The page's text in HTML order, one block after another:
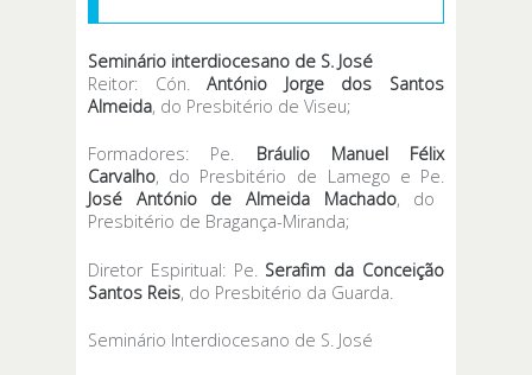
Seminário interdiocesano de S. José
Reitor: Cón.António Jorge dos Santos
Almeida, do Presbitério de Viseu;
Formadores: Pe. Bráulio Manuel Félix
Carvalho, do Presbitério de Lamego e Pe.
José António de Almeida Machado, do
Presbitério de Bragança-Miranda;
Diretor Espiritual: Pe. Serafim da Conceição
Santos Reis, do Presbitério da Guarda.
Seminário Interdiocesano de S. José